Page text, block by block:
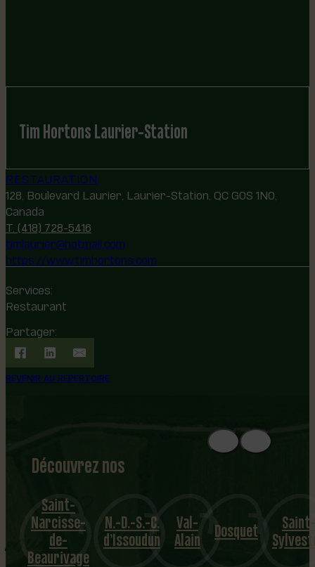
Tim Hortons Laurier-Station
RESTAURATION
128, Boulevard Laurier, Laurier-Station, QC G0S 1N0,
Canada
T. (418) 728-5416
timlaurier@hotmail.com
https://www.timhortons.com
Services:
Restaurant
Partager:
REVENIR AU RÉPERTOIRE
Découvrez nos
1
8
mu
nicipalités
Saint-
Narcisse-
de-
Beaurivage
N.-D.-S.-C.
d’Issoudun
Val-
Alain Dosquet Saint-